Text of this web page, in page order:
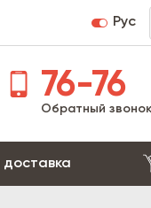
Рус
76-76
Обратный звонок